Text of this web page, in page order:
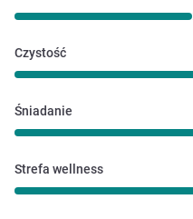
Czystość
Śniadanie
Strefa wellness